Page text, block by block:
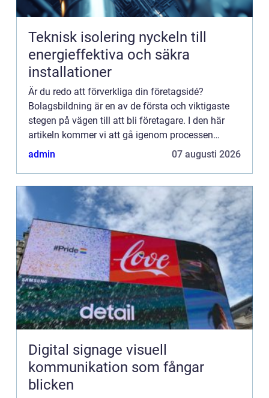
Teknisk isolering nyckeln till
energieffektiva och säkra
installationer
Är du redo att förverkliga din företagsidé?
Bolagsbildning är en av de första och viktigaste
stegen på vägen till att bli företagare. I den här
artikeln kommer vi att gå igenom processen
f&ou...
admin 07 augusti 2026
Digital signage visuell
kommunikation som fångar
blicken